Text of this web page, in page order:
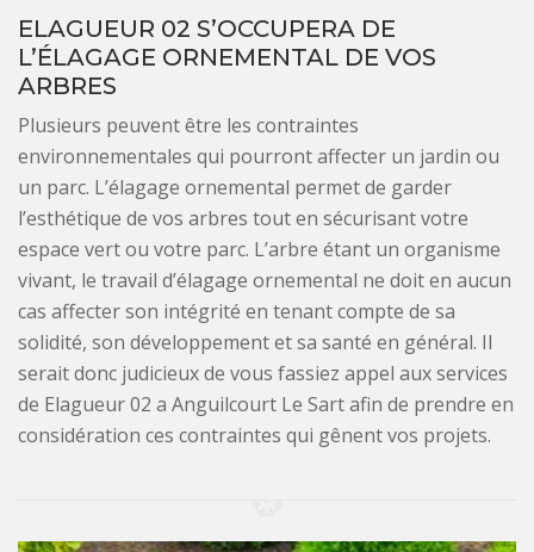
ELAGUEUR 02 S’OCCUPERA DE
L’ÉLAGAGE ORNEMENTAL DE VOS
ARBRES
Plusieurs peuvent être les contraintes
environnementales qui pourront affecter un jardin ou
un parc. L’élagage ornemental permet de garder
l’esthétique de vos arbres tout en sécurisant votre
espace vert ou votre parc. L’arbre étant un organisme
vivant, le travail d’élagage ornemental ne doit en aucun
cas affecter son intégrité en tenant compte de sa
solidité, son développement et sa santé en général. Il
serait donc judicieux de vous fassiez appel aux services
de Elagueur 02 a Anguilcourt Le Sart afin de prendre en
considération ces contraintes qui gênent vos projets.